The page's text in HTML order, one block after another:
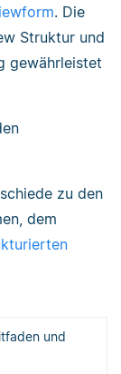
. Die
Struktur und
gewährleistet
zu den
dem
und